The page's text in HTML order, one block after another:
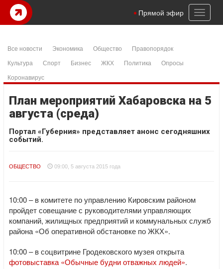
Toggle
Прямой эфир
Все новости Экономика Общество
Правопорядок
Культура
Спорт Бизнес ЖКХ Политика
Опросы
Коронавирус
План мероприятий Хабаровска на 5
августа (среда)
Портал «Губерния» представляет анонс сегодняшних
событий.
ОБЩЕСТВО 09:00, 5 августа 2015 года
10:00 – в комитете по управлению Кировским районом
пройдет совещание с руководителями управляющих
компаний, жилищных предприятий и коммунальных служб
района «Об оперативной обстановке по ЖКХ».
10:00 – в соцвитрине Гродековского музея открыта
фотовыставка «Обычные будни отважных людей».